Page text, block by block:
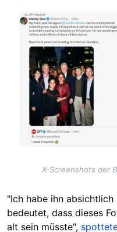
Image
X-Screenshots der
"Ich habe ihn
bedeutet, dass dieses
alt sein müsste",